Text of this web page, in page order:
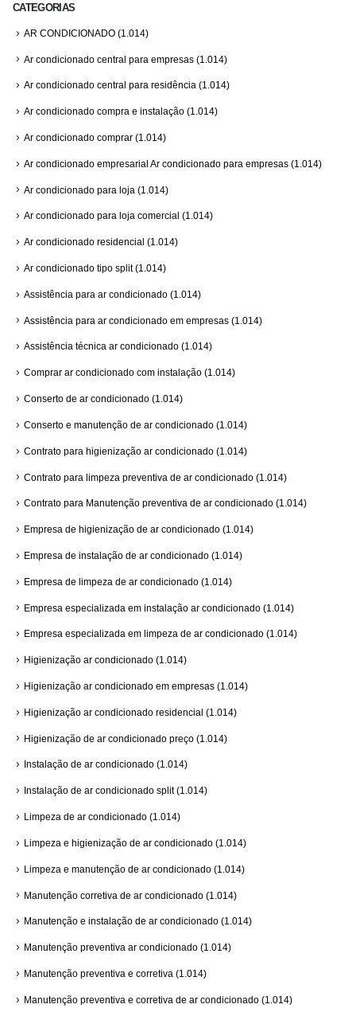
CATEGORIAS
AR CONDICIONADO (1.014)
Ar condicionado central para empresas (1.014)
Ar condicionado central para residência (1.014)
Ar condicionado compra e instalação (1.014)
Ar condicionado comprar (1.014)
Ar condicionado empresarial Ar condicionado para empresas (1.014)
Ar condicionado para loja (1.014)
Ar condicionado para loja comercial (1.014)
Ar condicionado residencial (1.014)
Ar condicionado tipo split(1.014)
Assistência para ar condicionado (1.014)
Assistência para ar condicionado em empresas (1.014)
Assistência técnica ar condicionado (1.014)
Comprar ar condicionado com instalação (1.014)
Conserto de ar condicionado (1.014)
Conserto e manutenção de ar condicionado (1.014)
Contrato para higienização ar condicionado (1.014)
Contrato para limpeza preventiva de ar condicionado (1.014)
Contrato para Manutenção preventiva de ar condicionado (1.014)
Empresa de higienização de ar condicionado (1.014)
Empresa de instalação de ar condicionado (1.014)
Empresa de limpeza de ar condicionado (1.014)
Empresa especializada em instalação ar condicionado (1.014)
Empresa especializada em limpeza de ar condicionado (1.014)
Higienização ar condicionado (1.014)
Higienização ar condicionado em empresas (1.014)
Higienização ar condicionado residencial (1.014)
Higienização de ar condicionado preço (1.014)
Instalação de ar condicionado (1.014)
Instalação de ar condicionado split(1.014)
Limpeza de ar condicionado (1.014)
Limpeza e higienização de ar condicionado (1.014)
Limpeza e manutenção de ar condicionado (1.014)
Manutenção corretiva de ar condicionado (1.014)
Manutenção e instalação de ar condicionado (1.014)
Manutenção preventiva ar condicionado (1.014)
Manutenção preventiva e corretiva (1.014)
Manutenção preventiva e corretiva de ar condicionado (1.014)